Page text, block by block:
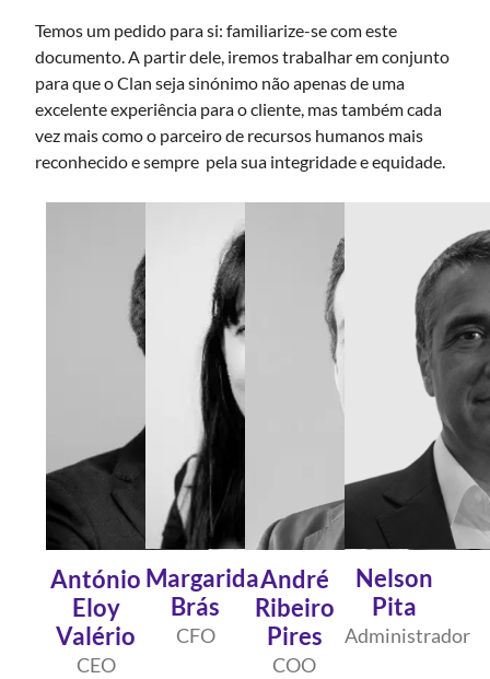
Temos um pedido para si: familiarize-se com este
documento. A partir dele, iremos trabalhar em conjunto
para que o Clan seja sinónimo não apenas de uma
excelente experiência para o cliente, mas também cada
vez mais como o parceiro de recursos humanos mais
reconhecido e sempre pela sua integridade e equidade.
António
Eloy
Valério
CEO
Margarida
Brás
CFO
André
Ribeiro
Pires
COO
Nelson
Pita
Administrador